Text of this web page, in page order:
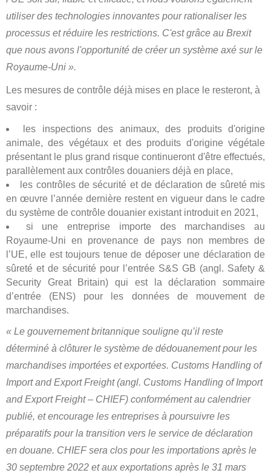
utiliser des technologies innovantes pour rationaliser les
processus et réduire les restrictions. C'est grâce au Brexit
que nous avons l'opportunité de créer un système axé sur le
Royaume-Uni ».
Les mesures de contrôle déjà mises en place le resteront, à
savoir :
les inspections des animaux, des produits d'origine
animale, des végétaux et des produits d'origine végétale
présentant le plus grand risque continueront d'être effectués,
parallèlement aux contrôles douaniers déjà en place,
les contrôles de sécurité et de déclaration de sûreté mis
en œuvre l’année dernière restent en vigueur dans le cadre
du système de contrôle douanier existant introduit en 2021,
si une entreprise importe des marchandises au
Royaume-Uni en provenance de pays non membres de
l’UE, elle est toujours tenue de déposer une déclaration de
sûreté et de sécurité pour l’entrée S&S GB (angl. Safety &
Security Great Britain) qui est la déclaration sommaire
d’entrée (ENS) pour les données de mouvement de
marchandises.
« Le gouvernement britannique souligne qu’il reste
déterminé à clôturer le système de dédouanement pour les
marchandises importées et exportées. Customs Handling of
Import and Export Freight (angl. Customs Handling of Import
and Export Freight – CHIEF) conformément au calendrier
publié, et encourage les entreprises à poursuivre les
préparatifs pour la transition vers le service de déclaration
en douane. CHIEF sera clos pour les importations après le
30 septembre 2022 et aux exportations après le 31 mars